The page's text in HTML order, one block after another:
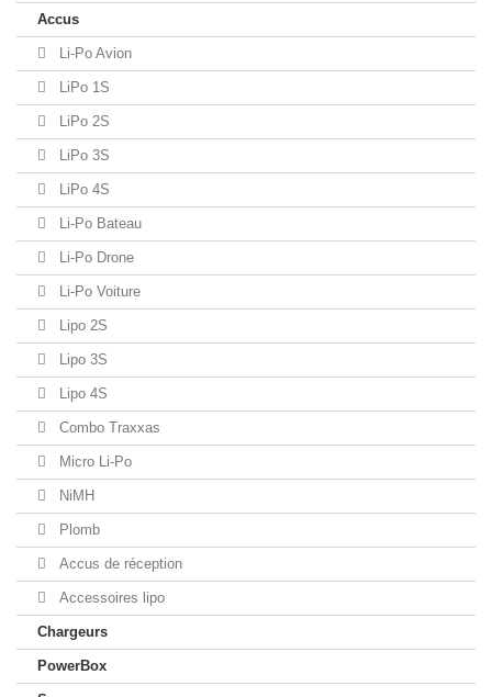
Accus
Li-Po Avion
LiPo 1S
LiPo 2S
LiPo 3S
LiPo 4S
Li-Po Bateau
Li-Po Drone
Li-Po Voiture
Lipo 2S
Lipo 3S
Lipo 4S
Combo Traxxas
Micro Li-Po
NiMH
Plomb
Accus de réception
Accessoires lipo
Chargeurs
PowerBox